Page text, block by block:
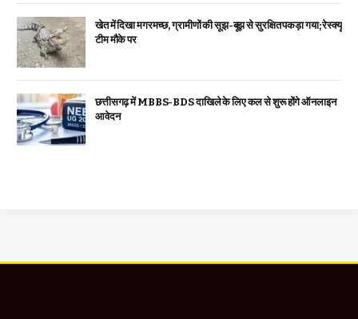
खेत में दिखा मगरमच्छ, ग्रामीणों की सूझ-बूझ से सुरक्षित पकड़ा गया; रेस्क्यू
टीम मौके पर
छत्तीसगढ़ में MBBS-BDS दाखिले के लिए कल से शुरू होंगे ऑनलाइन
आवेदन